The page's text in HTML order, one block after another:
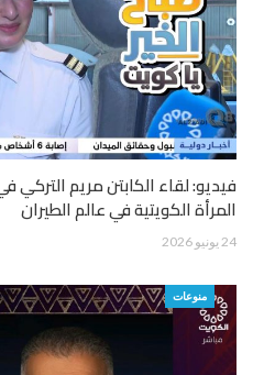
فيديو: لقاء الكابتن مريم التركي
المرأة الكويتية في عالم الطيران
24 يونيو 2026
منوعات